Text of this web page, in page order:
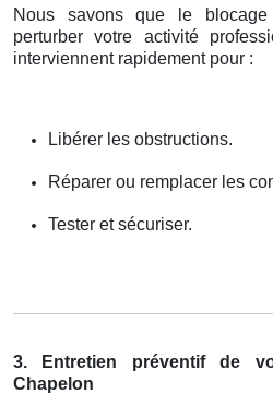
Nous savons que le
perturber votre activité
interviennent rapidement pour :
Libérer les obstructions.
Réparer ou remplacer les
Tester et sécuriser.
3. Entretien préventif de
Chapelon